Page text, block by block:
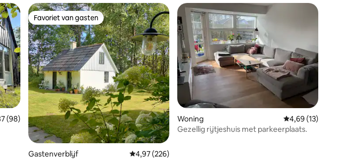
beoordeling van 4,87 op 5, 98 recensies
(98)
Favoriet van gasten
Favoriet van gasten
Gastenverblijf Gemiddelde beoordeling van 4,97 op 5, 226 recensies
4,97 (226)
Woning Gemiddelde
4,69 (13)
Gezellig rijtjeshuis met parkeerplaats.